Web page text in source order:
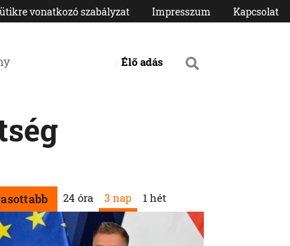
vonatkozó szabályzat Impresszum Kapcsolat
Élő adás
24 óra 3 nap 1 hét